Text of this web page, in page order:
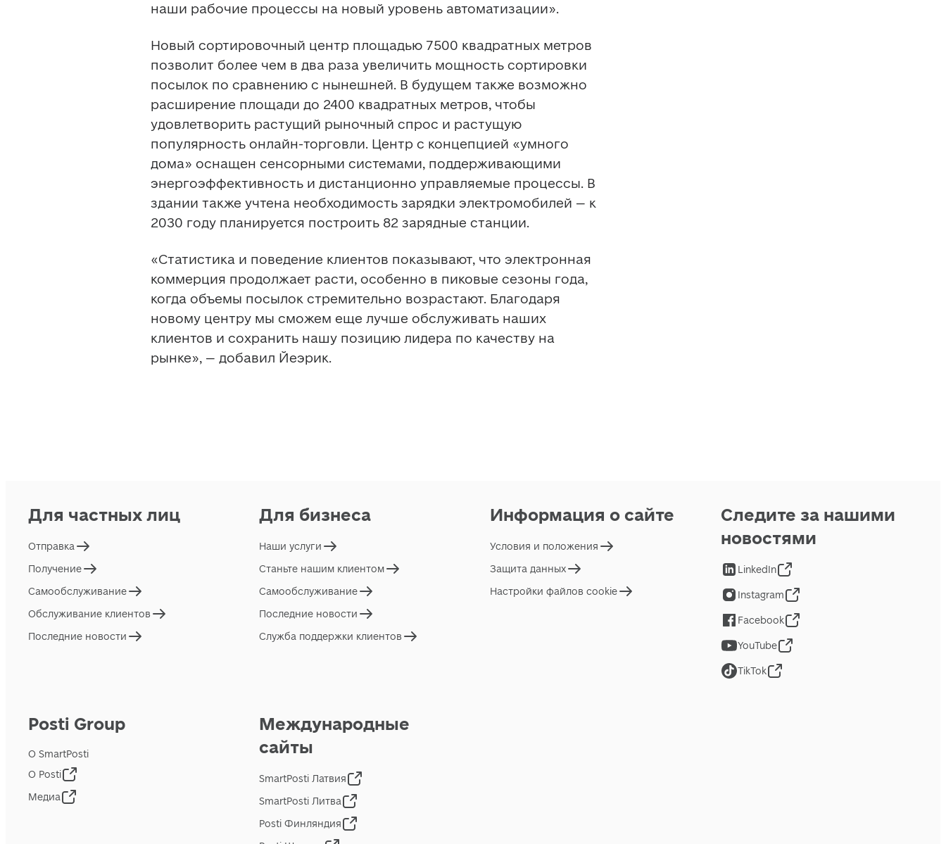
наши рабочие процессы на новый уровень автоматизации».
Новый сортировочный центр площадью 7500 квадратных метров
позволит более чем в два раза увеличить мощность сортировки
посылок по сравнению с нынешней. В будущем также возможно
расширение площади до 2400 квадратных метров, чтобы
удовлетворить растущий рыночный спрос и растущую
популярность онлайн-торговли. Центр с концепцией «умного
дома» оснащен сенсорными системами, поддерживающими
энергоэффективность и дистанционно управляемые процессы. В
здании также учтена необходимость зарядки электромобилей – к
2030 году планируется построить 82 зарядные станции.
«Статистика и поведение клиентов показывают, что электронная
коммерция продолжает расти, особенно в пиковые сезоны года,
когда объемы посылок стремительно возрастают. Благодаря
новому центру мы сможем еще лучше обслуживать наших
клиентов и сохранить нашу позицию лидера по качеству на
рынке», – добавил Йеэрик.
Для частных лиц
Отправка
Получение
Самообслуживание
Обслуживание клиентов
Последние новости
Для бизнеса
Наши услуги
Станьте нашим клиентом
Самообслуживание
Последние новости
Служба поддержки клиентов
Информация о сайте
Условия и положения
Защита данных
Настройки файлов cookie
Posti Group
О SmartPosti
О Posti
Медиа
Международные
сайты
SmartPosti Латвия
SmartPosti Литва
Posti Финляндия
Следите за нашими
новостями
LinkedIn
Instagram
Facebook
YouTube
TikTok